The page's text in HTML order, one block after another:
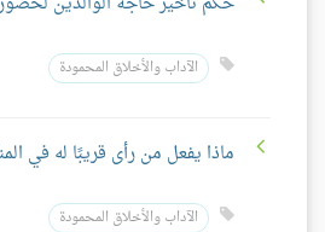
الآداب والأخلاق المحمودة
ماذا يفعل من رأى قريبًا له في
الآداب والأخلاق المحمودة